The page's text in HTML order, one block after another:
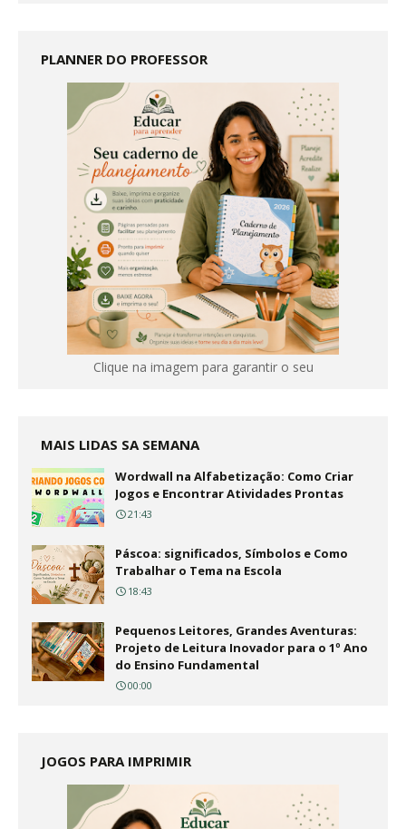
PLANNER DO PROFESSOR
Clique na imagem para garantir o seu
MAIS LIDAS SA SEMANA
Wordwall na Alfabetização: Como Criar
Jogos e Encontrar Atividades Prontas
21:43
Páscoa: significados, Símbolos e Como
Trabalhar o Tema na Escola
18:43
Pequenos Leitores, Grandes Aventuras:
Projeto de Leitura Inovador para o 1º Ano
do Ensino Fundamental
00:00
JOGOS PARA IMPRIMIR